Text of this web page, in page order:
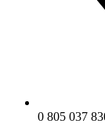
0 805 037